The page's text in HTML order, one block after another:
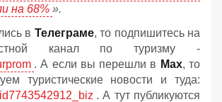
на 68% ».
в Телеграме, то подпишитесь на
канал по туризму -
. А если вы перешли в Мах, то
туристические новости и туда:
. А тут публикуются